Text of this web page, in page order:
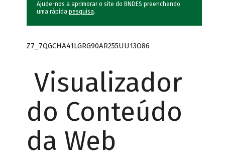
Ajude-nos a aprimorar o site do BNDES preenchendo
uma rápida pesquisa.
Z7_7QGCHA41LGRG90AR255UU13O86
Visualizador
do Conteúdo
da Web